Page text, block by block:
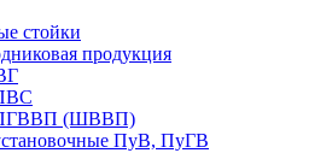
стойки
продукция
ПГВВП (ШВВП)
ПуВ, ПуГВ